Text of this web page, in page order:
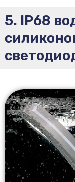
5. IP68